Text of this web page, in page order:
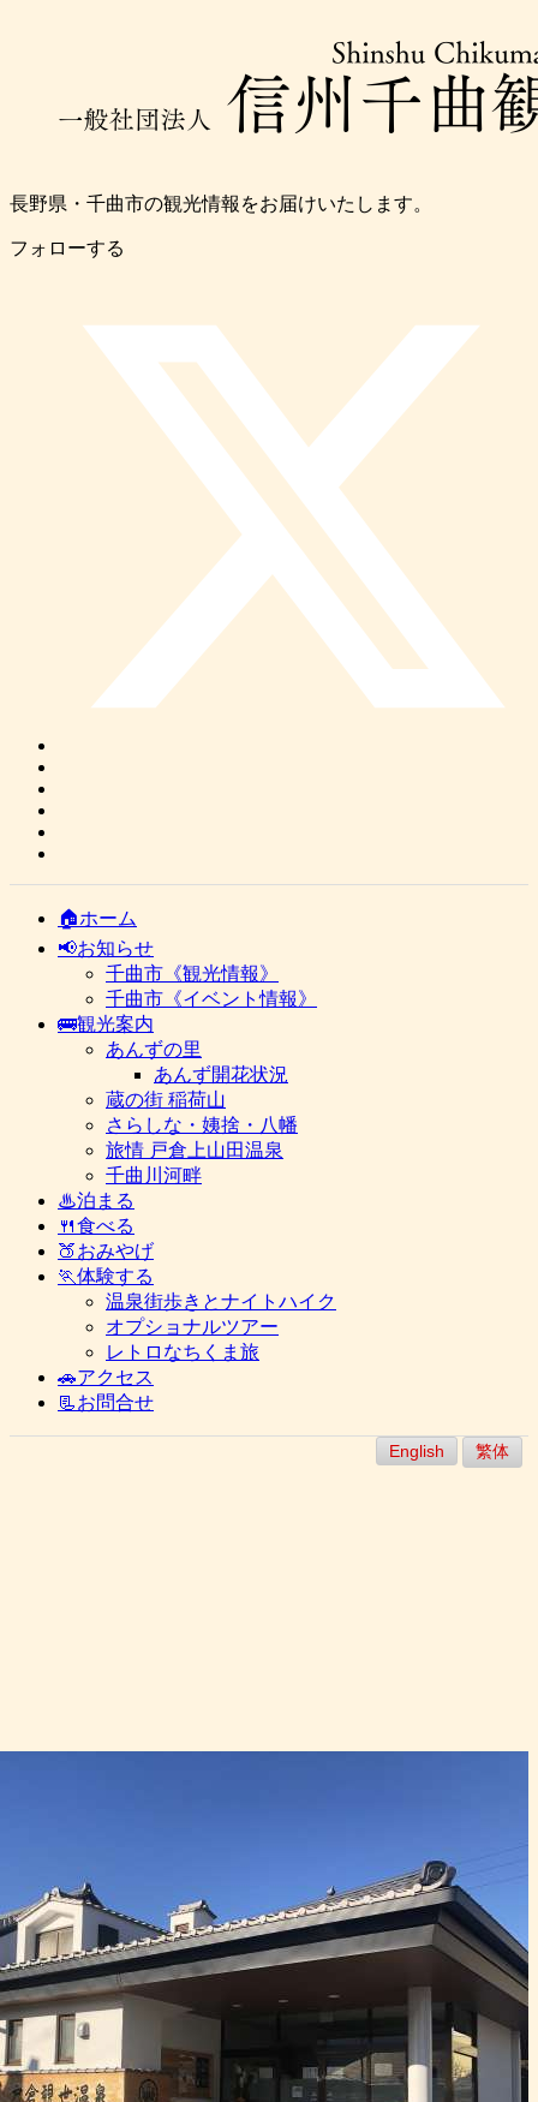
長野県・千曲市の観光情報をお届けいたします。
フォローする
🏠ホーム
📢お知らせ
千曲市《観光情報》
千曲市《イベント情報》
🚌観光案内
あんずの里
あんず開花状況
蔵の街 稲荷山
さらしな・姨捨・八幡
旅情 戸倉上山田温泉
千曲川河畔
♨泊まる
🍴食べる
🍑おみやげ
🏃体験する
温泉街歩きとナイトハイク
オプショナルツアー
レトロなちくま旅
🚗アクセス
📃お問合せ
English 繁体